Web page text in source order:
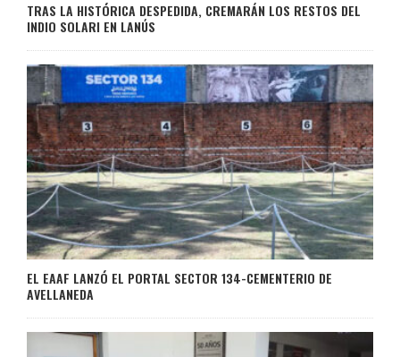
TRAS LA HISTÓRICA DESPEDIDA, CREMARÁN LOS RESTOS DEL
INDIO SOLARI EN LANÚS
EL EAAF LANZÓ EL PORTAL SECTOR 134-CEMENTERIO DE
AVELLANEDA